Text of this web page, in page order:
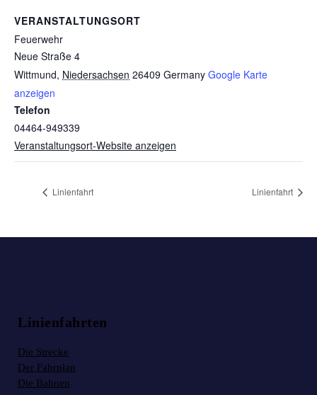
VERANSTALTUNGSORT
Feuerwehr
Neue Straße 4
Wittmund, Niedersachsen 26409 Germany Google Karte
anzeigen
Telefon
04464-949339
Veranstaltungsort-Website anzeigen
Linienfahrt Linienfahrt
Linienfahrten
Die Strecke
Der Fahrplan
Die Bahnen